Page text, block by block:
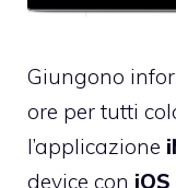
Giungono
ore per tutti
l’applicazione
device con iOS